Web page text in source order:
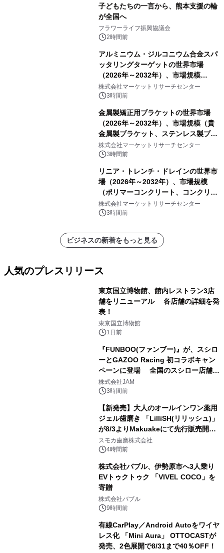
子どもたちの一言から、熊本支援の輪
が全国へ
フラワーライフ振興協議会
2時間前
アルミニウム・ジルコニウム合金スパ
ッタリングターゲットの世界市場
（2026年～2032年）、市場規模
（0.995、0.999、その他）・分析レポ
ートを発表
株式会社マーケットリサーチセンター
3時間前
金属製矯正用ブラケットの世界市場
（2026年～2032年）、市場規模（貴
金属製ブラケット、ステンレス製ブラ
ケット、純チタン製ブラケット）・分
析レポートを発表
株式会社マーケットリサーチセンター
3時間前
リニア・トレンチ・ドレインの世界市
場（2026年～2032年）、市場規模
（ポリマーコンクリート、コンクリー
ト、プラスチック、金属）・分析レポ
ートを発表
株式会社マーケットリサーチセンター
3時間前
ビジネスの新着をもっと見る
人気のプレスリリース
東京国立博物館、館内レストラン3店
舗をリニューアル 各店舗の詳細を発
表！
東京国立博物館
1日前
『FUNBOO(ファンブー)』が、スシロ
ーとGAZOO Racing 初コラボキャン
ペーンに登場 全国のスシロー店舗で
GR 4車種の FUNBOO(ミニカー)付き
メニューが展開されます
株式会社JAM
3時間前
【新発売】大人のオールインワン薬用
ジェル歯磨き 「LilliSH(リリッシュ)」
が8/3よりMakuakeにて先行販売開
始！
スモカ歯磨株式会社
4時間前
株式会社バブル、伊勢原市へ3人乗り
EVトゥクトゥク 「VIVEL COCO」を
寄贈
株式会社バブル
9時間前
有線CarPlay／Android Autoをワイヤ
レス化 「Mini Aura」 OTTOCASTが
発売、2色展開で8/31まで40％OFF！